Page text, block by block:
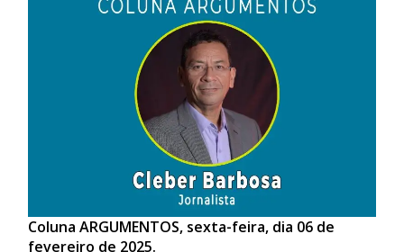
Coluna ARGUMENTOS, sexta-feira, dia 06 de
fevereiro de 2025.